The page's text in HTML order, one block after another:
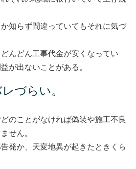
知らず間違っていてもそれに気づ
んどん工事代金が安くなってい
が出ないことがある。
づらい。
のことがなければ偽装や施工不良
せん。
発か、天変地異が起きたときくら